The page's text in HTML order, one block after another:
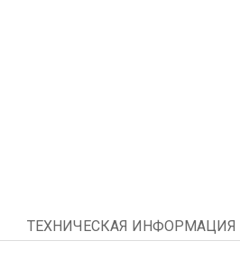
ТЕХНИЧЕСКАЯ ИНФОРМАЦИЯ